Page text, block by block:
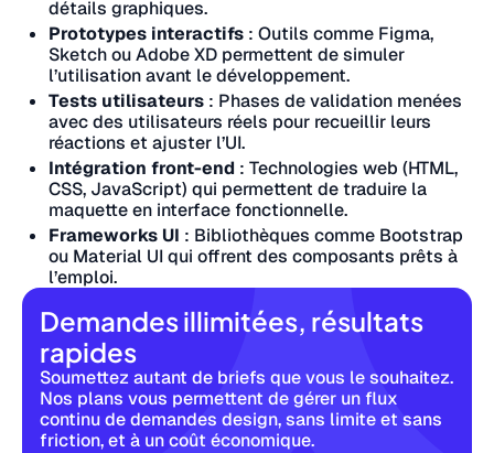
détails graphiques.
Prototypes interactifs : Outils comme Figma,
Sketch ou Adobe XD permettent de simuler
l’utilisation avant le développement.
Tests utilisateurs : Phases de validation menées
avec des utilisateurs réels pour recueillir leurs
réactions et ajuster l’UI.
Intégration front-end : Technologies web (HTML,
CSS, JavaScript) qui permettent de traduire la
maquette en interface fonctionnelle.
Frameworks UI : Bibliothèques comme Bootstrap
ou Material UI qui offrent des composants prêts à
l’emploi.
Demandes illimitées, résultats
rapides
Soumettez autant de briefs que vous le souhaitez.
Nos plans vous permettent de gérer un flux
continu de demandes design, sans limite et sans
friction, et à un coût économique.